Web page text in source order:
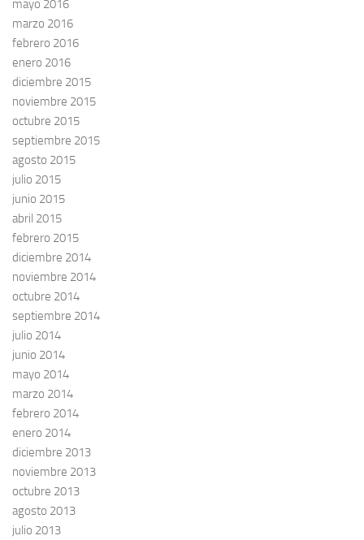
mayo 2016
marzo 2016
febrero 2016
enero 2016
diciembre 2015
noviembre 2015
octubre 2015
septiembre 2015
agosto 2015
julio 2015
junio 2015
abril 2015
febrero 2015
diciembre 2014
noviembre 2014
octubre 2014
septiembre 2014
julio 2014
junio 2014
mayo 2014
marzo 2014
febrero 2014
enero 2014
diciembre 2013
noviembre 2013
octubre 2013
agosto 2013
julio 2013